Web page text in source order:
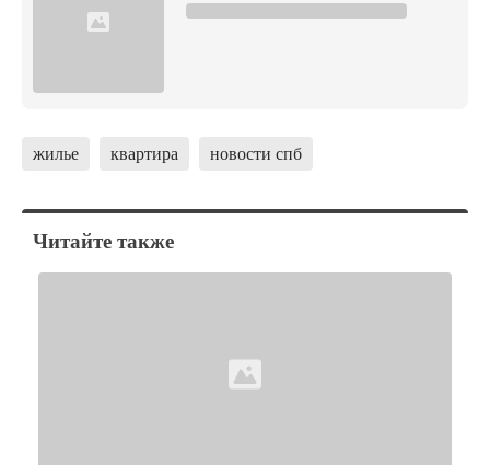
жилье квартира новости спб
Читайте также